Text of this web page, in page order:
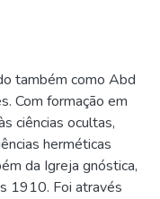
também como Abd
Com formação em
ciências ocultas,
herméticas
da Igreja gnóstica,
1910. Foi através